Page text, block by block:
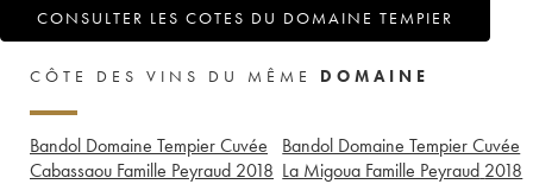
CONSULTER LES COTES DU DOMAINE TEMPIER
CÔTE DES VINS DU MÊME DOMAINE
Bandol Domaine Tempier Cuvée
Cabassaou Famille Peyraud 2018
Bandol Domaine Tempier Cuvée
La Migoua Famille Peyraud 2018